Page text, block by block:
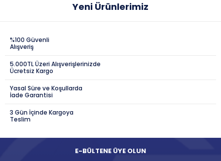
Yeni Ürünlerimiz
%100 Güvenli
Alışveriş
5.000TL Üzeri Alışverişlerinizde
Ücretsiz Kargo
Yasal Süre ve Koşullarda
İade Garantisi
3 Gün İçinde Kargoya
Teslim
E-BÜLTENE ÜYE OLUN